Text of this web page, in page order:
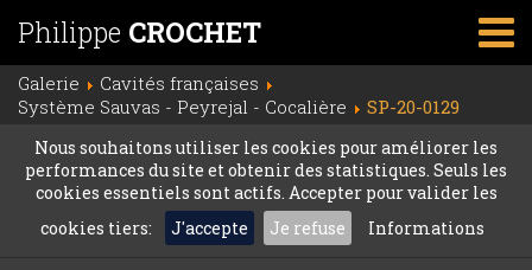
Philippe CROCHET
Galerie
Cavités françaises
Système Sauvas - Peyrejal - Cocalière
SP-20-0129
Nous souhaitons utiliser les cookies pour améliorer les
performances du site et obtenir des statistiques. Seuls les
cookies essentiels sont actifs. Accepter pour valider les
cookies tiers:
J'accepte Je refuse Informations